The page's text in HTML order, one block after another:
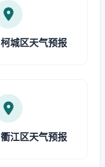
柯城区天气预报
衢江区天气预报